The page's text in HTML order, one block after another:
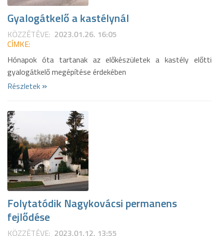
Gyalogátkelő a kastélynál
KÖZZÉTÉVE: 2023.01.26. 16:05
CÍMKE:
Hónapok óta tartanak az előkészületek a kastély előtti
gyalogátkelő megépítése érdekében
Részletek »
Folytatódik Nagykovácsi permanens
fejlődése
KÖZZÉTÉVE: 2023.01.12. 13:55